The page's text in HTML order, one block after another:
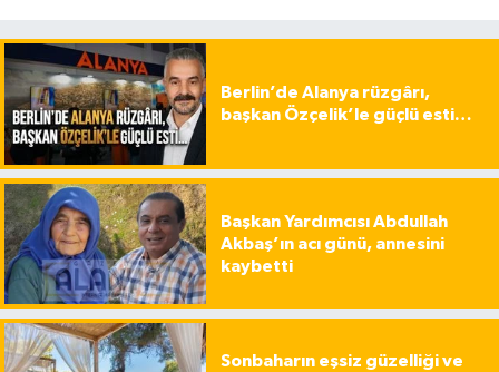
Berlin’de Alanya rüzgârı,
başkan Özçelik’le güçlü esti…
Başkan Yardımcısı Abdullah
Akbaş’ın acı günü, annesini
kaybetti
Sonbaharın eşsiz güzelliği ve